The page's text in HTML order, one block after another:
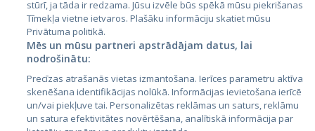
City24.lv
City24.ee
GetaPro.lv
GetaPro.ee
CVbankas.lt
Kainos.lt
Paslaugos.lt
auto24.ee
stūrī, ja tāda ir redzama. Jūsu izvēle būs spēkā mūsu piekrišanas
Tīmekļa vietne ietvaros. Plašāku informāciju skatiet mūsu
Privātuma politikā.
Mēs un mūsu partneri apstrādājam datus, lai
nodrošinātu:
Precīzas atrašanās vietas izmantošana. Ierīces parametru aktīva
skenēšana identifikācijas nolūkā. Informācijas ievietošana ierīcē
un/vai piekļuve tai. Personalizētas reklāmas un saturs, reklāmu
un satura efektivitātes novērtēšana, analītiskā informācija par